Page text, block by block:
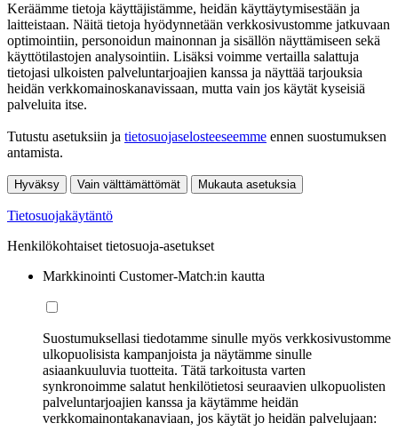
Keräämme tietoja käyttäjistämme, heidän käyttäytymisestään ja
laitteistaan. Näitä tietoja hyödynnetään verkkosivustomme jatkuvaan
optimointiin, personoidun mainonnan ja sisällön näyttämiseen sekä
käyttötilastojen analysointiin. Lisäksi voimme vertailla salattuja
tietojasi ulkoisten palveluntarjoajien kanssa ja näyttää tarjouksia
heidän verkkomainoskanavissaan, mutta vain jos käytät kyseisiä
palveluita itse.
Tutustu asetuksiin ja tietosuojaselosteeseemme ennen suostumuksen
antamista.
Hyväksy Vain välttämättömät Mukauta asetuksia
Tietosuojakäytäntö
Henkilökohtaiset tietosuoja-asetukset
Markkinointi Customer-Match:in kautta
Suostumuksellasi tiedotamme sinulle myös verkkosivustomme
ulkopuolisista kampanjoista ja näytämme sinulle
asiaankuuluvia tuotteita. Tätä tarkoitusta varten
synkronoimme salatut henkilötietosi seuraavien ulkopuolisten
palveluntarjoajien kanssa ja käytämme heidän
verkkomainontakanaviaan, jos käytät jo heidän palvelujaan: